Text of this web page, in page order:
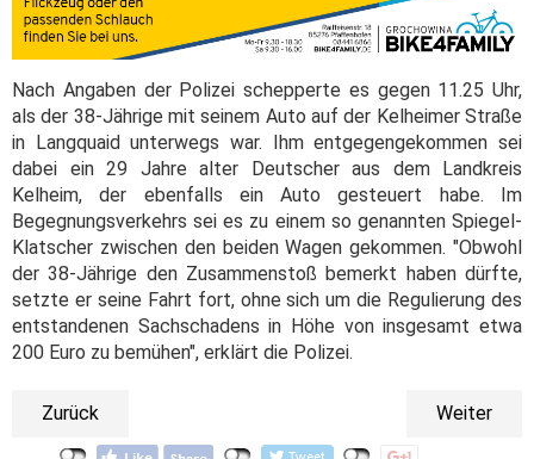
Nach Angaben der Polizei schepperte es gegen 11.25 Uhr,
als der 38-Jährige mit seinem Auto auf der Kelheimer Straße
in Langquaid unterwegs war. Ihm entgegengekommen sei
dabei ein 29 Jahre alter Deutscher aus dem Landkreis
Kelheim, der ebenfalls ein Auto gesteuert habe. Im
Begegnungsverkehrs sei es zu einem so genannten Spiegel-
Klatscher zwischen den beiden Wagen gekommen. "Obwohl
der 38-Jährige den Zusammenstoß bemerkt haben dürfte,
setzte er seine Fahrt fort, ohne sich um die Regulierung des
entstandenen Sachschadens in Höhe von insgesamt etwa
200 Euro zu bemühen", erklärt die Polizei.
Zurück Weiter